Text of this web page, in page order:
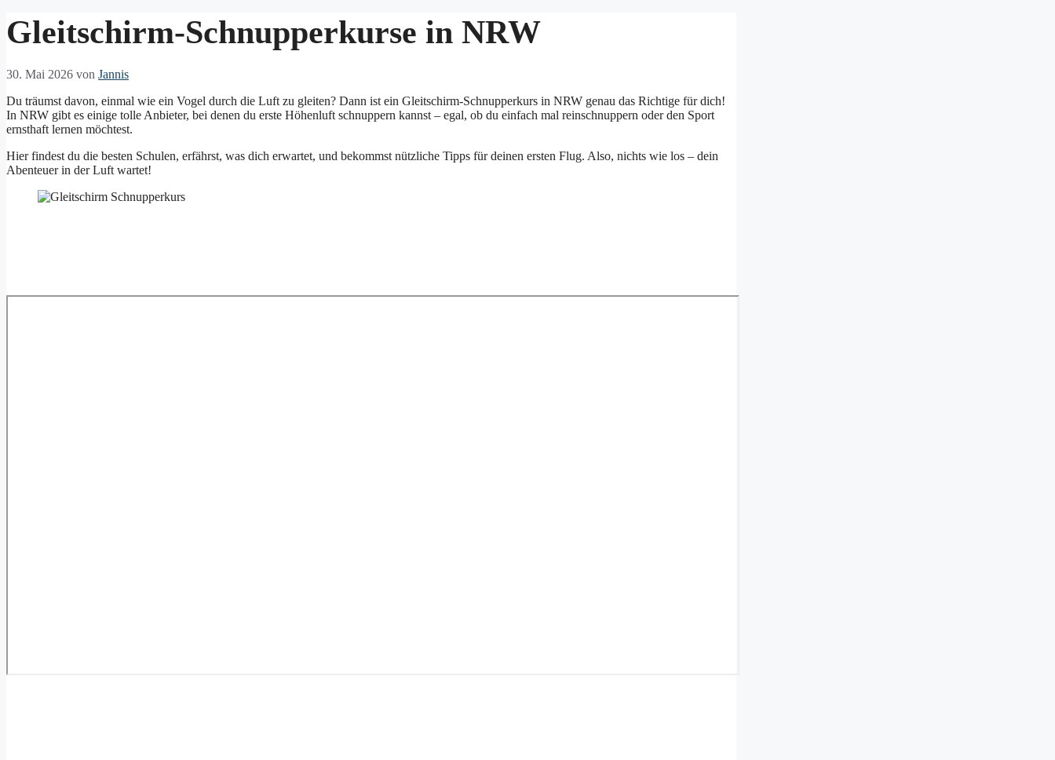
Gleitschirm-Schnupperkurse in NRW
30. Mai 2026 von Jannis
Du träumst davon, einmal wie ein Vogel durch die Luft zu gleiten? Dann ist ein Gleitschirm-Schnupperkurs in NRW genau das Richtige für dich!
In NRW gibt es einige tolle Anbieter, bei denen du erste Höhenluft schnuppern kannst – egal, ob du einfach mal reinschnuppern oder den Sport
ernsthaft lernen möchtest.
Hier findest du die besten Schulen, erfährst, was dich erwartet, und bekommst nützliche Tipps für deinen ersten Flug. Also, nichts wie los – dein
Abenteuer in der Luft wartet!